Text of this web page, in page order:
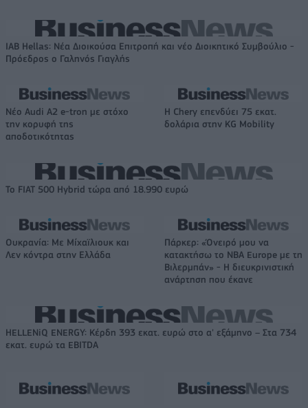
IAB Hellas: Νέα Διοικούσα Επιτροπή και νέο Διοικητικό Συμβούλιο -
Πρόεδρος ο Γαληνός Γιαγλής
Νέο Audi A2 e-tron με στόχο
την κορυφή της
αποδοτικότητας
Η Chery επενδύει 75 εκατ.
δολάρια στην KG Mobility
Το FIAT 500 Hybrid τώρα από 18.990 ευρώ
Ουκρανία: Με Μίχαϊλιουκ και
Λεν κόντρα στην Ελλάδα
Πάρκερ: «Όνειρό μου να
κατακτήσω το ΝΒΑ Europe με τη
Βιλερμπάν» - Η διευκρινιστική
ανάρτηση που έκανε
HELLENiQ ENERGY: Κέρδη 393 εκατ. ευρώ στο α' εξάμηνο – Στα 734
εκατ. ευρώ τα EBITDA